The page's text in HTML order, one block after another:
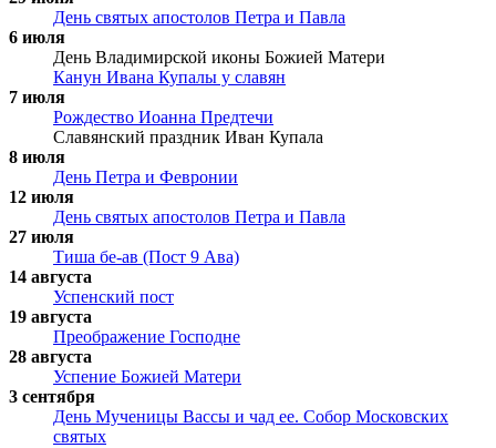
День святых апостолов Петра и Павла
6 июля
День Владимирской иконы Божией Матери
Канун Ивана Купалы у славян
7 июля
Рождество Иоанна Предтечи
Славянский праздник Иван Купала
8 июля
День Петра и Февронии
12 июля
День святых апостолов Петра и Павла
27 июля
Тиша бе-ав (Пост 9 Ава)
14 августа
Успенский пост
19 августа
Преображение Господне
28 августа
Успение Божией Матери
3 сентября
День Мученицы Вассы и чад ее. Собор Московских
святых